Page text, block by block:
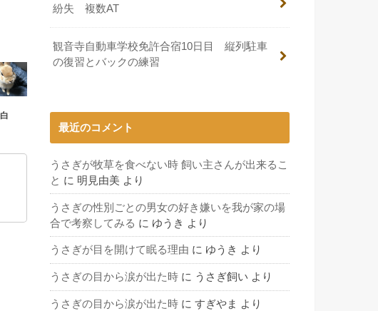
紛失 複数AT
観音寺自動車学校免許合宿10日目 縦列駐車
の復習とバックの練習
最近のコメント
うさぎが牧草を食べない時 飼い主さんが出来るこ
と に 明見由美 より
うさぎの性別ごとの男女の好き嫌いを我が家の場
合で考察してみる に ゆうき より
うさぎが目を開けて眠る理由 に ゆうき より
うさぎの目から涙が出た時 に うさぎ飼い より
うさぎの目から涙が出た時 に すぎやま より